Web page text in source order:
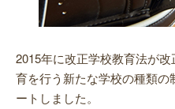
2015年に改正学校教育法が改
育を行う新たな学校の種類
ートしました。